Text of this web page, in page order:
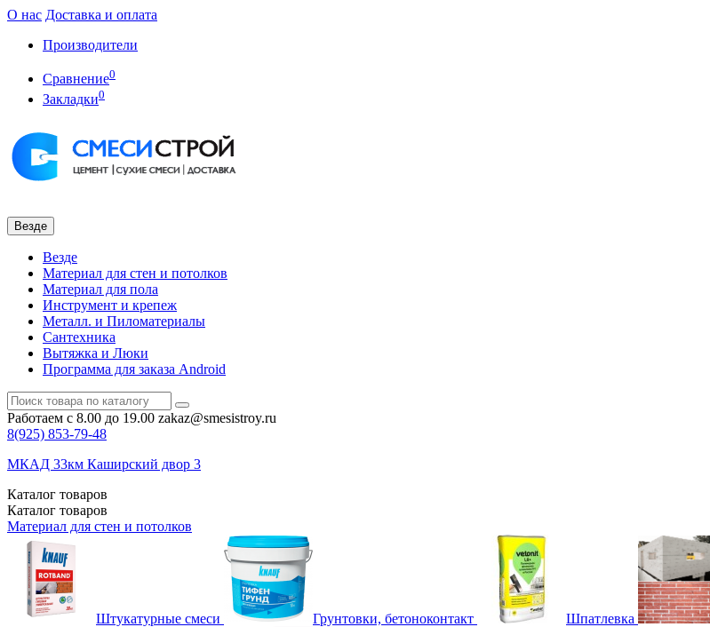
О нас Доставка и оплата
Производители
Сравнение0
Закладки0
Везде
Везде
Материал для стен и потолков
Материал для пола
Инструмент и крепеж
Металл. и Пиломатериалы
Сантехника
Вытяжка и Люки
Программа для заказа Android
Работаем с 8.00 до 19.00 zakaz@smesistroy.ru
8(925) 853-79-48
МКАД 33км Каширский двор 3
Каталог товаров
Каталог товаров
Материал для стен и потолков
Штукатурные смеси Грунтовки, бетоноконтакт Шпатлевка